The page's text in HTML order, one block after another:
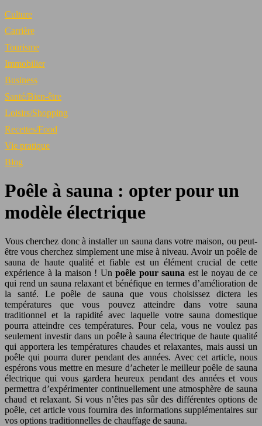
Culture
Carrière
Tourisme
Immobilier
Business
Santé/Bien-être
Loisirs/Shopping
Recettes/Food
Vie pratique
Blog
Poêle à sauna : opter pour un
modèle électrique
Vous cherchez donc à installer un sauna dans votre maison, ou peut-
être vous cherchez simplement une mise à niveau. Avoir un poêle de
sauna de haute qualité et fiable est un élément crucial de cette
expérience à la maison ! Unpoêle pour sauna est le noyau de ce
qui rend un sauna relaxant et bénéfique en termes d’amélioration de
la santé. Le poêle de sauna que vous choisissez dictera les
températures que vous pouvez atteindre dans votre sauna
traditionnel et la rapidité avec laquelle votre sauna domestique
pourra atteindre ces températures. Pour cela, vous ne voulez pas
seulement investir dans un poêle à sauna électrique de haute qualité
qui apportera les températures chaudes et relaxantes, mais aussi un
poêle qui pourra durer pendant des années. Avec cet article, nous
espérons vous mettre en mesure d’acheter le meilleur poêle de sauna
électrique qui vous gardera heureux pendant des années et vous
permettra d’expérimenter continuellement une atmosphère de sauna
chaud et relaxant. Si vous n’êtes pas sûr des différentes options de
poêle, cet article vous fournira des informations supplémentaires sur
vos options traditionnelles de chauffage de sauna.